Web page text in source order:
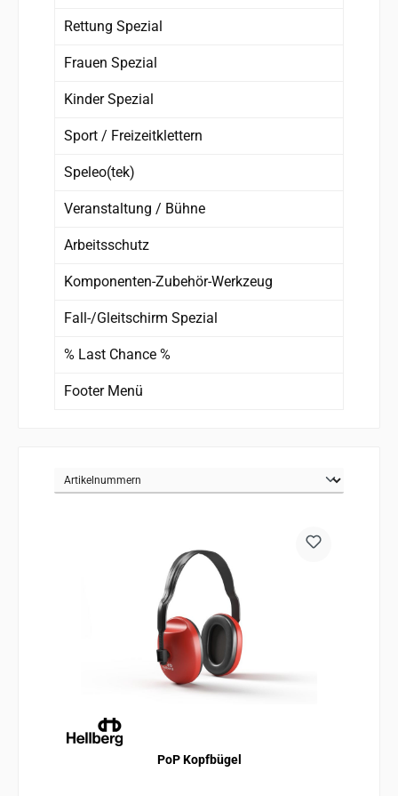
Rettung Spezial
Frauen Spezial
Kinder Spezial
Sport / Freizeitklettern
Speleo(tek)
Veranstaltung / Bühne
Arbeitsschutz
Komponenten-Zubehör-Werkzeug
Fall-/Gleitschirm Spezial
% Last Chance %
Footer Menü
PoP Kopfbügel